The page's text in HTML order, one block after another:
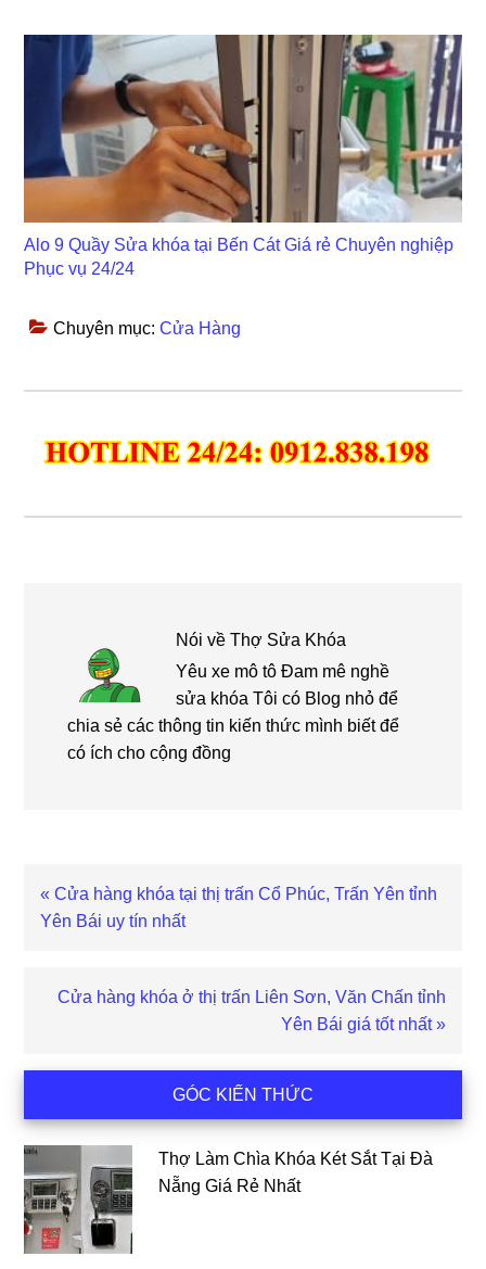
Alo 9 Quầy Sửa khóa tại Bến Cát Giá rẻ Chuyên nghiệp
Phục vụ 24/24
Chuyên mục:Cửa Hàng
Nói vềThợ Sửa Khóa
Yêu xe mô tô Đam mê nghề
sửa khóa Tôi có Blog nhỏ để
chia sẻ các thông tin kiến thức mình biết để
có ích cho cộng đồng
Bài
viết
« Cửa hàng khóa tại thị trấn Cổ Phúc, Trấn Yên tỉnh
Yên Bái uy tín nhất
Bài
Cửa hàng khóa ở thị trấn Liên Sơn, Văn Chấn tỉnh
Yên Bái giá tốt nhất »
chính
GÓC KIẾN THỨC
Thợ Làm Chìa Khóa Két Sắt Tại Đà
Nẵng Giá Rẻ Nhất